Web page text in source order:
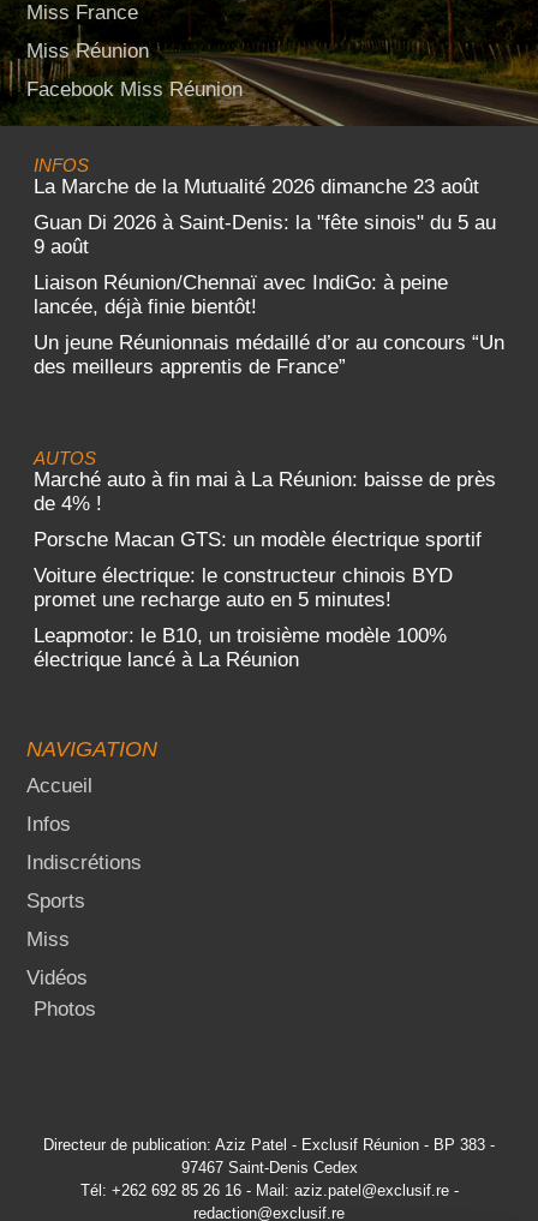
Miss France
Miss Réunion
Facebook Miss Réunion
INFOS
La Marche de la Mutualité 2026 dimanche 23 août
Guan Di 2026 à Saint-Denis: la "fête sinois" du 5 au
9 août
Liaison Réunion/Chennaï avec IndiGo: à peine
lancée, déjà finie bientôt!
Un jeune Réunionnais médaillé d’or au concours “Un
des meilleurs apprentis de France”
AUTOS
Marché auto à fin mai à La Réunion: baisse de près
de 4% !
Porsche Macan GTS: un modèle électrique sportif
Voiture électrique: le constructeur chinois BYD
promet une recharge auto en 5 minutes!
Leapmotor: le B10, un troisième modèle 100%
électrique lancé à La Réunion
NAVIGATION
Accueil
Infos
Indiscrétions
Sports
Miss
Vidéos
Photos
Directeur de publication: Aziz Patel - Exclusif Réunion - BP 383 -
97467 Saint-Denis Cedex
Tél: +262 692 85 26 16 - Mail: aziz.patel@exclusif.re -
redaction@exclusif.re